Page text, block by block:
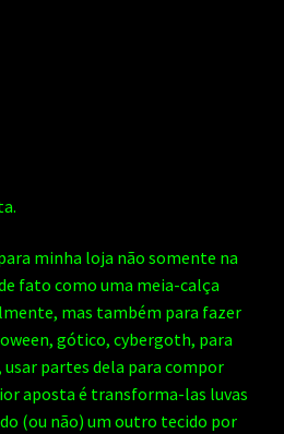
minha loja não somente na
fato como uma meia-calça
mas também para fazer
gótico, cybergoth, para
partes dela para compor
aposta é transforma-las luvas
(ou não) um outro tecido por